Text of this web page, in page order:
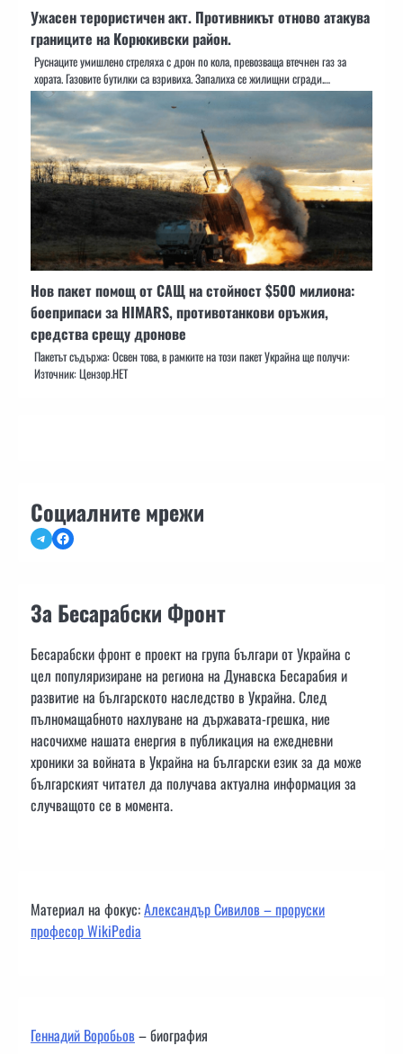
Ужасен терористичен акт. Противникът отново атакува
границите на Корюкивски район.
Руснаците умишлено стреляха с дрон по кола, превозваща втечнен газ за
хората. Газовите бутилки са взривиха. Запалиха се жилищни сгради.…
Нов пакет помощ от САЩ на стойност $500 милиона:
боеприпаси за HIMARS, противотанкови оръжия,
средства срещу дронове
Пакетът съдържа: Освен това, в рамките на този пакет Украйна ще получи:
Източник: Цензор.НЕТ
Социалните мрежи
TelegramFacebook
За Бесарабски Фронт
Бесарабски фронт е проект на група българи от Украйна с
цел популяризиране на региона на Дунавска Бесарабия и
развитие на българското наследство в Украйна. След
пълномащабното нахлуване на държавата-грешка, ние
насочихме нашата енергия в публикация на ежедневни
хроники за войната в Украйна на български език за да може
българският читател да получава актуална информация за
случващото се в момента.
Материал на фокус:Александър Сивилов – проруски
професор WikiPedia
Геннадий Воробьов– биография